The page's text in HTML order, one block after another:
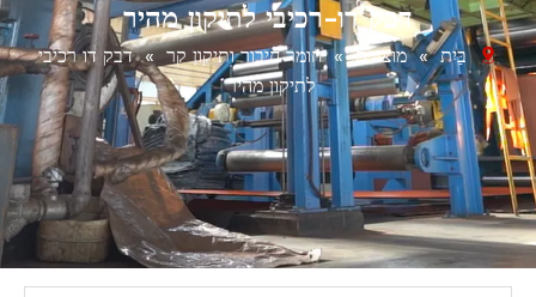
דבק דו-רכיבי לתיקון מהיר
בַּיִת » מוצרים » חומר חיבור ותיקון קר » דבק דו רכיבי
לתיקון מהיר